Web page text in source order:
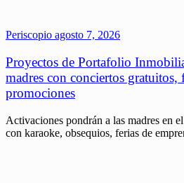
Periscopio agosto 7, 2026
Proyectos de Portafolio
madres con conciertos gratuitos,
promociones
Activaciones pondrán a las madres en
con karaoke, obsequios, ferias de